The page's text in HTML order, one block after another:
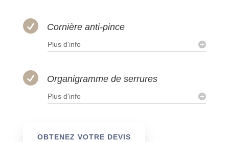
 Cornière anti-pince
Plus d'info
 Organigramme de serrures
Plus d'info
OBTENEZ VOTRE DEVIS